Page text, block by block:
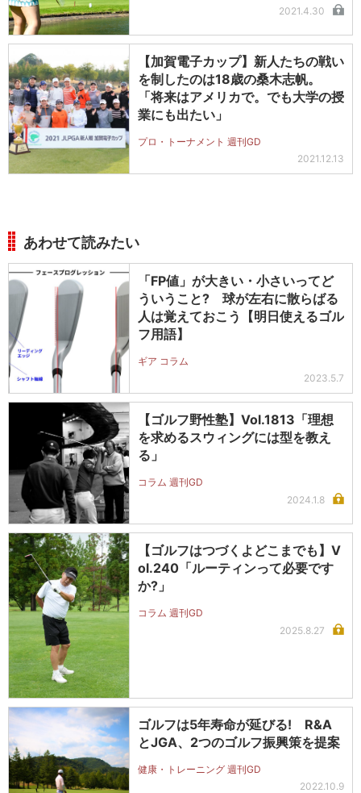
2021.4.30
【加賀電子カップ】新人たちの戦い
を制したのは18歳の桑木志帆。
「将来はアメリカで。でも大学の授
業にも出たい」
プロ・トーナメント 週刊GD
2021.12.13
あわせて読みたい
「FP値」が大きい・小さいってど
ういうこと? 球が左右に散らばる
人は覚えておこう【明日使えるゴル
フ用語】
ギア コラム
2023.5.7
【ゴルフ野性塾】Vol.1813「理想
を求めるスウィングには型を教え
る」
コラム 週刊GD
2024.1.8
【ゴルフはつづくよどこまでも】V
ol.240「ルーティンって必要です
か?」
コラム 週刊GD
2025.8.27
ゴルフは5年寿命が延びる! R&A
とJGA、2つのゴルフ振興策を提案
健康・トレーニング 週刊GD
2022.10.9